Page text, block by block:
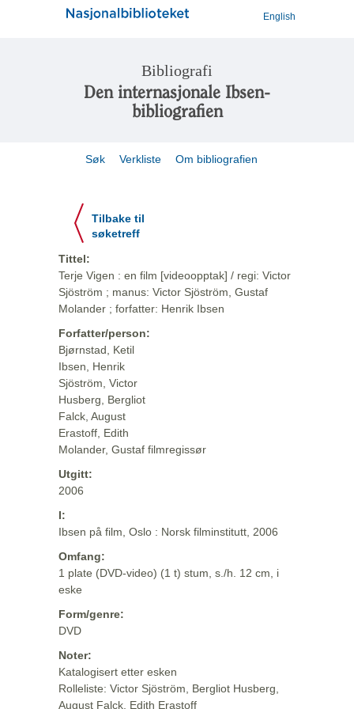
English
Bibliografi
Den internasjonale Ibsen-
bibliografien
Søk Verkliste Om bibliografien
Tilbake til
søketreff
Tittel:
Terje Vigen : en film [videoopptak] / regi: Victor
Sjöström ; manus: Victor Sjöström, Gustaf
Molander ; forfatter: Henrik Ibsen
Forfatter/person:
Bjørnstad, Ketil
Ibsen, Henrik
Sjöström, Victor
Husberg, Bergliot
Falck, August
Erastoff, Edith
Molander, Gustaf filmregissør
Utgitt:
2006
I:
Ibsen på film, Oslo : Norsk filminstitutt, 2006
Omfang:
1 plate (DVD-video) (1 t) stum, s./h. 12 cm, i
eske
Form/genre:
DVD
Noter:
Katalogisert etter esken
Rolleliste: Victor Sjöström, Bergliot Husberg,
August Falck, Edith Erastoff